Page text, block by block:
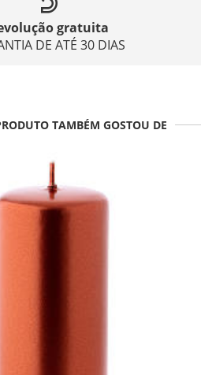
gratuita
DE ATÉ 30 DIAS
TAMBÉM GOSTOU DE